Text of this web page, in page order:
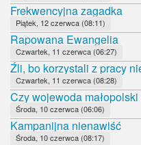
Frekwencyjna zagadka
Piątek, 12 czerwca (08:11)
Rapowana Ewangelia
Czwartek, 11 czerwca (06:27)
Źli, bo korzystali z pracy
Czwartek, 11 czerwca (08:28)
Czy wojewoda
Środa, 10 czerwca (06:06)
Kampanijna nienawiść
Środa, 10 czerwca (08:17)